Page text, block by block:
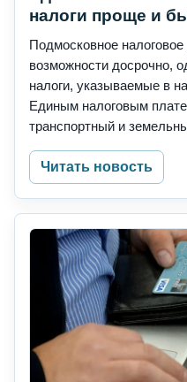
налоги проще и
Подмосковное
возможности досрочно,
налоги, указываемые в
Единым налоговым
транспортный и
Читать новость